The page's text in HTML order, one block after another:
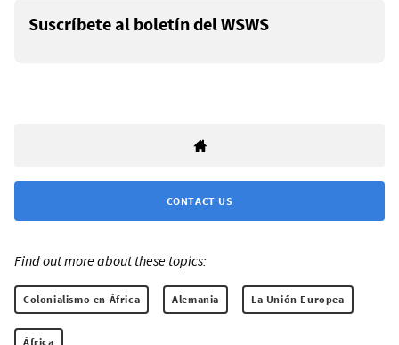
Suscríbete al boletín del WSWS
CONTACT US
Find out more about these topics:
Colonialismo en África Alemania La Unión Europea
África